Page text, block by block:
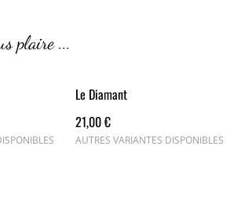
plaire ...
Le Diamant
21,00 €
AUTRES VARIANTES DISPONIBLES